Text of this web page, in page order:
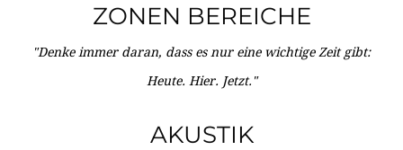
ZONEN BEREICHE
"Denke immer daran, dass es nur eine wichtige Zeit gibt:
Heute. Hier. Jetzt."
AKUSTIK